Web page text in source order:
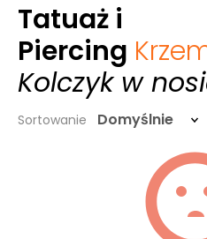
Tatuaż i
Piercing
Kolczyk w
Sortowanie Domyślnie